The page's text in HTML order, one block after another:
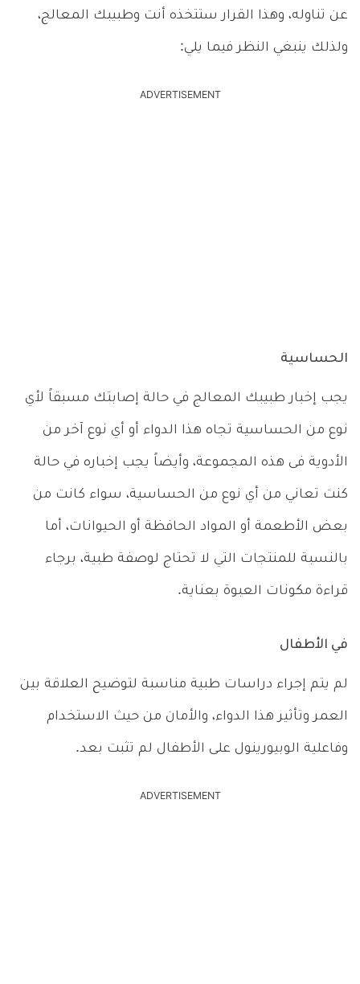
عن تناوله، وهذا القرار ستتخذه أنت وطبيبك المعالج،
ولذلك ينبغي النظر فيما يلي:
ADVERTISEMENT
الحساسية
يجب إخبار طبيبك المعالج في حالة إصابتك مسبقاً لأي
نوع من الحساسية تجاه هذا الدواء أو أي نوع آخر من
الأدوية فى هذه المجموعة، وأيضاً يجب إخباره في حالة
كنت تعاني من أي نوع من الحساسية، سواء كانت من
بعض الأطعمة أو المواد الحافظة أو الحيوانات، أما
بالنسبة للمنتجات التي لا تحتاج لوصفة طبية، برجاء
قراءة مكونات العبوة بعناية.
في الأطفال
لم يتم إجراء دراسات طبية مناسبة لتوضيح العلاقة بين
العمر وتأثير هذا الدواء، والأمان من حيث الاستخدام
وفاعلية الوبيورينول على الأطفال لم تثبت بعد.
ADVERTISEMENT